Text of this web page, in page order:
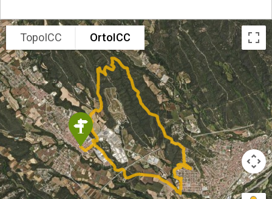
TopoICC OrtoICC